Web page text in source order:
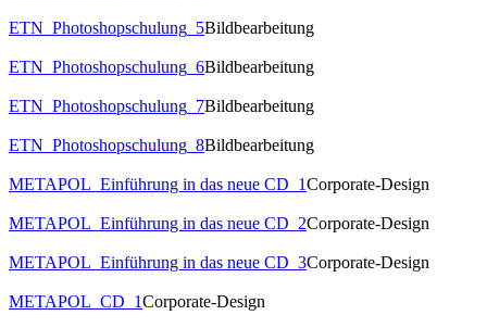
ETN_Photoshopschulung_5Bildbearbeitung
ETN_Photoshopschulung_6Bildbearbeitung
ETN_Photoshopschulung_7Bildbearbeitung
ETN_Photoshopschulung_8Bildbearbeitung
METAPOL_Einführung in das neue CD_1Corporate-Design
METAPOL_Einführung in das neue CD_2Corporate-Design
METAPOL_Einführung in das neue CD_3Corporate-Design
METAPOL_CD_1Corporate-Design